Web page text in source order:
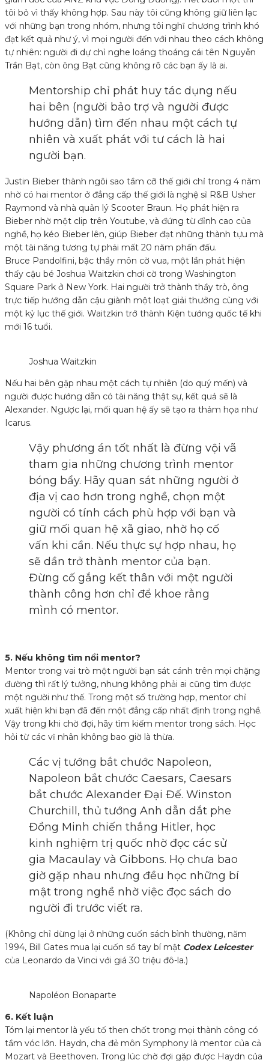
tôi bỏ vì thấy không hợp. Sau này tôi cũng không giữ liên lạc
với những bạn trong nhóm, nhưng tôi nghĩ chương trình khó
đạt kết quả như ý, vì mọi người đến với nhau theo cách không
tự nhiên: người đi dự chỉ nghe loáng thoáng cái tên Nguyễn
Trần Bạt, còn ông Bạt cũng không rõ các bạn ấy là ai.
Mentorship chỉ phát huy tác dụng nếu
hai bên (người bảo trợ và người được
hướng dẫn) tìm đến nhau một cách tự
nhiên và xuất phát với tư cách là hai
người bạn.
Justin Bieber thành ngôi sao tầm cỡ thế giới chỉ trong 4 năm
nhờ có hai mentor ở đẳng cấp thế giới là nghệ sĩ R&B Usher
Raymond và nhà quản lý Scooter Braun. Họ phát hiện ra
Bieber nhờ một clip trên Youtube, và đứng từ đỉnh cao của
nghề, họ kéo Bieber lên, giúp Bieber đạt những thành tựu mà
một tài năng tương tự phải mất 20 năm phấn đấu.
Bruce Pandolfini, bậc thầy môn cờ vua, một lần phát hiện
thấy cậu bé Joshua Waitzkin chơi cờ trong Washington
Square Park ở New York. Hai người trở thành thầy trò, ông
trực tiếp hướng dẫn cậu giành một loạt giải thưởng cùng với
một kỷ lục thế giới. Waitzkin trở thành Kiện tướng quốc tế khi
mới 16 tuổi.
Joshua Waitzkin
Nếu hai bên gặp nhau một cách tự nhiên (do quý mến) và
người được hướng dẫn có tài năng thật sự, kết quả sẽ là
Alexander. Ngược lại, mối quan hệ ấy sẽ tạo ra thảm họa như
Icarus.
Vậy phương án tốt nhất là đừng vội vã
tham gia những chương trình mentor
bóng bẩy. Hãy quan sát những người ở
địa vị cao hơn trong nghề, chọn một
người có tính cách phù hợp với bạn và
giữ mối quan hệ xã giao, nhờ họ cố
vấn khi cần. Nếu thực sự hợp nhau, họ
sẽ dần trở thành mentor của bạn.
Đừng cố gắng kết thân với một người
thành công hơn chỉ để khoe rằng
mình có mentor.
5. Nếu không tìm nổi mentor?
Mentor trong vai trò một người bạn sát cánh trên mọi chặng
đường thì rất lý tưởng, nhưng không phải ai cũng tìm được
một người như thế. Trong một số trường hợp, mentor chỉ
xuất hiện khi bạn đã đến một đẳng cấp nhất định trong nghề.
Vậy trong khi chờ đợi, hãy tìm kiếm mentor trong sách. Học
hỏi từ các vĩ nhân không bao giờ là thừa.
Các vị tướng bắt chước Napoleon,
Napoleon bắt chước Caesars, Caesars
bắt chước Alexander Đại Đế. Winston
Churchill, thủ tướng Anh dẫn dắt phe
Đồng Minh chiến thắng Hitler, học
kinh nghiệm trị quốc nhờ đọc các sử
gia Macaulay và Gibbons. Họ chưa bao
giờ gặp nhau nhưng đều học những bí
mật trong nghề nhờ việc đọc sách do
người đi trước viết ra.
(Không chỉ dừng lại ở những cuốn sách bình thường, năm
1994, Bill Gates mua lại cuốn sổ tay bí mật Codex Leicester
của Leonardo da Vinci với giá 30 triệu đô-la.)
Napoléon Bonaparte
6. Kết luận
Tóm lại mentor là yếu tố then chốt trong mọi thành công có
tầm vóc lớn. Haydn, cha đẻ môn Symphony là mentor của cả
Mozart và Beethoven. Trong lúc chờ đợi gặp được Haydn của